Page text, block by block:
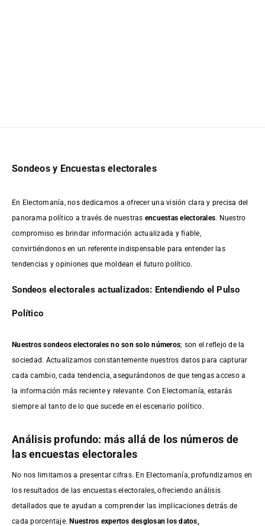
Sondeos y Encuestas electorales
En Electomanía, nos dedicamos a ofrecer una visión clara y precisa del
panorama político a través de nuestras encuestas electorales. Nuestro
compromiso es brindar información actualizada y fiable,
convirtiéndonos en un referente indispensable para entender las
tendencias y opiniones que moldean el futuro político.
Sondeos electorales actualizados: Entendiendo el Pulso
Político
Nuestros sondeos electorales no son solo números; son el reflejo de la
sociedad. Actualizamos constantemente nuestros datos para capturar
cada cambio, cada tendencia, asegurándonos de que tengas acceso a
la información más reciente y relevante. Con Electomanía, estarás
siempre al tanto de lo que sucede en el escenario político.
Análisis profundo: más allá de los números de
las encuestas electorales
No nos limitamos a presentar cifras. En Electomanía, profundizamos en
los resultados de las encuestas electorales, ofreciendo análisis
detallados que te ayudan a comprender las implicaciones detrás de
cada porcentaje.Nuestros expertos desglosan los datos,